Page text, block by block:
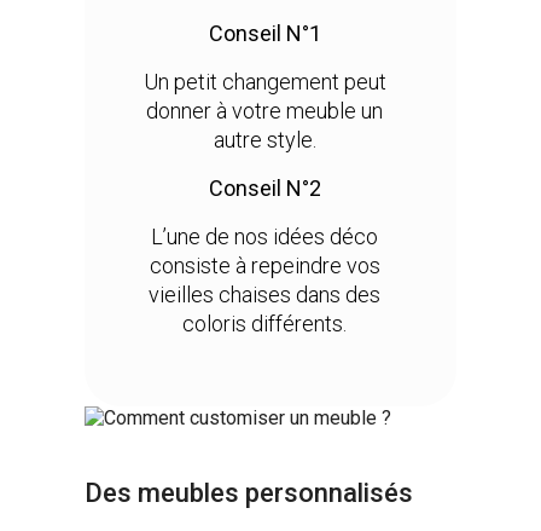
Des meubles personnalisés
Conseil N°1
Un petit changement peut
donner à votre meuble un
autre style.
Conseil N°2
L’une de nos idées déco
consiste à repeindre vos
vieilles chaises dans des
coloris différents.